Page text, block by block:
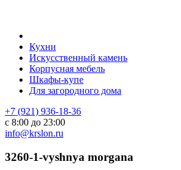
Кухни
Искусственный камень
Корпусная мебель
Шкафы-купе
Для загородного дома
+7 (921) 936-18-36
с 8:00 до 23:00
info@krslon.ru
3260-1-vyshnya morgana